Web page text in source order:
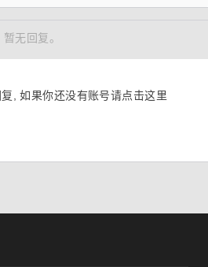
暂无回复。
, 如果你还没有账号请点击这里